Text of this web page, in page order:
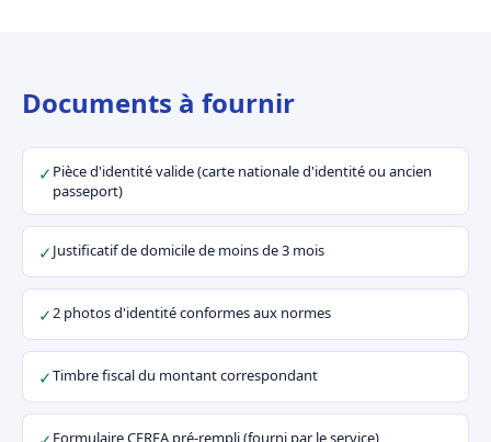
Documents à fournir
✓ Pièce d'identité valide (carte nationale d'identité ou ancien
passeport)
✓Justificatif de domicile de moins de 3 mois
✓2 photos d'identité conformes aux normes
✓Timbre fiscal du montant correspondant
Formulaire CERFA pré-rempli (fourni par le service)